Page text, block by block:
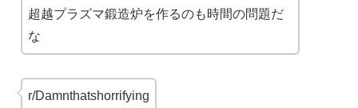
超越プラズマ鍛造炉を作るのも時間の問題だ
な
r/Damnthatshorrifying